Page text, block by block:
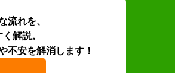
流れを、
解説。
不安を解消します！